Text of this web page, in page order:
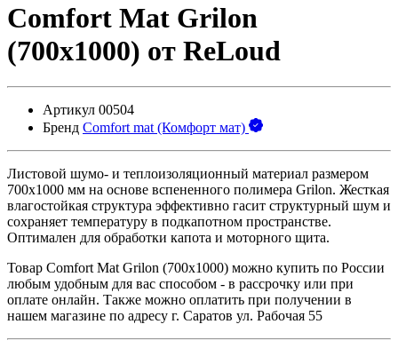
Comfort Mat Grilon
(700x1000) от ReLoud
Артикул 00504
Бренд Comfort mat (Комфорт мат)
Листовой шумо- и теплоизоляционный материал размером
700x1000 мм на основе вспененного полимера Grilon. Жесткая
влагостойкая структура эффективно гасит структурный шум и
сохраняет температуру в подкапотном пространстве.
Оптимален для обработки капота и моторного щита.
Товар Comfort Mat Grilon (700x1000) можно купить по России
любым удобным для вас способом - в рассрочку или при
оплате онлайн. Также можно оплатить при получении в
нашем магазине по адресу г. Саратов ул. Рабочая 55